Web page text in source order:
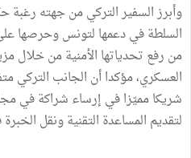
وأبرز السفير التركي من جهته رغبة
السلطة في دعمها لتونس وحرصها على
من رفع تحدياتها الأمنية من خلال
العسكري، مؤكدا أن الجانب التركي
شريكا مميّزا في إرساء شراكة في
لتقديم المساعدة التقنية ونقل